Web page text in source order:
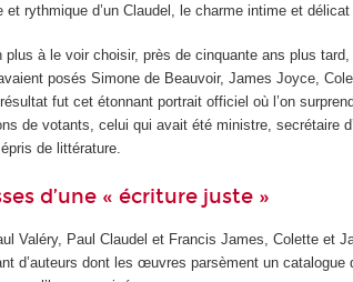
rythmique d’un Claudel, le charme intime et délicat
plus à le voir choisir, près de cinquante ans plus
posés Simone de Beauvoir, James Joyce,
fut cet étonnant portrait officiel où l’on
de votants, celui qui avait été ministre, secrétaire
de littérature.
d’une « écriture juste »
Valéry, Paul Claudel et Francis James, Colette et
d’auteurs dont les œuvres parsèment un